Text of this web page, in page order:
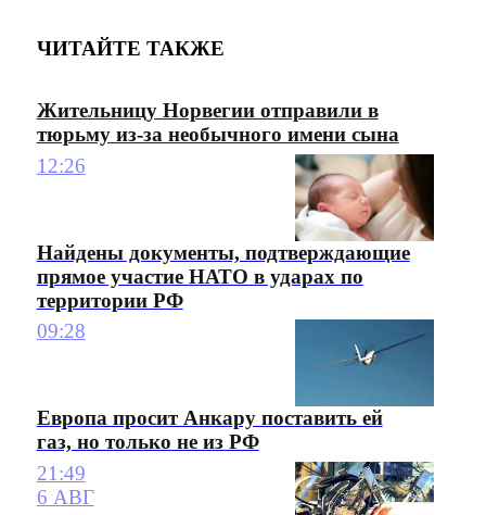
ЧИТАЙТЕ ТАКЖЕ
Жительницу Норвегии отправили в
тюрьму из-за необычного имени сына
12:26
Найдены документы, подтверждающие
прямое участие НАТО в ударах по
территории РФ
09:28
Европа просит Анкару поставить ей
газ, но только не из РФ
21:49
6 АВГ